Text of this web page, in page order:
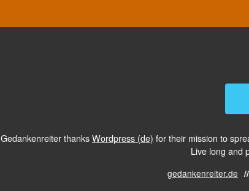
Gedankenreiter thanksWordpress (de) for their mission to
Live long and
gedankenreiter.de